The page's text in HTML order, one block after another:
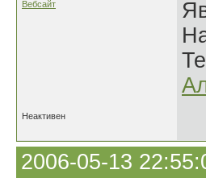
Вебсайт
Неактивен
2006-05-13